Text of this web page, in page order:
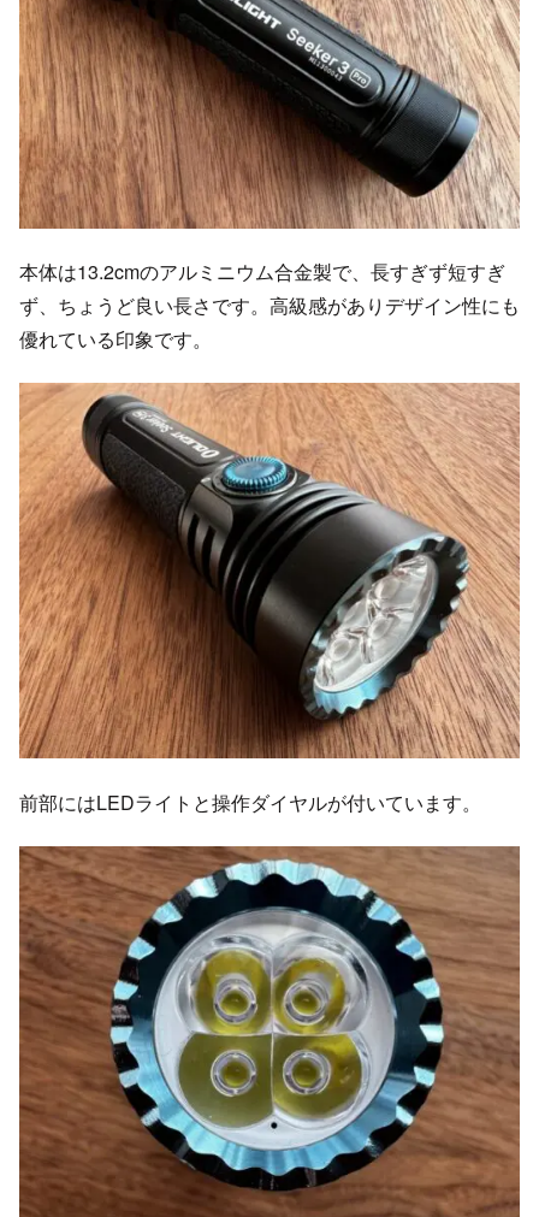
本体は13.2cmのアルミニウム合金製で、長すぎず短すぎ
ず、ちょうど良い長さです。高級感がありデザイン性にも
優れている印象です。
前部にはLEDライトと操作ダイヤルが付いています。